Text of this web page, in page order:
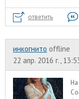
ответить
инкогнито offline
22 апр. 2016 г.,